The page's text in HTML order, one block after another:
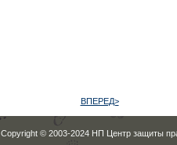
ВПЕРЕД>
Copyright © 2003-2024 НП Центр защиты